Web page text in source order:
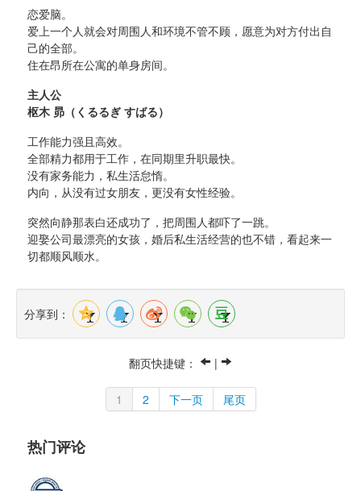
恋爱脑。
爱上一个人就会对周围人和环境不管不顾，愿意为对方付出自
己的全部。
住在昂所在公寓的单身房间。
主人公
枢木 昴（くるるぎ すばる）
工作能力强且高效。
全部精力都用于工作，在同期里升职最快。
没有家务能力，私生活怠惰。
内向，从没有过女朋友，更没有女性经验。
突然向静那表白还成功了，把周围人都吓了一跳。
迎娶公司最漂亮的女孩，婚后私生活经营的也不错，看起来一
切都顺风顺水。
分享到：
翻页快捷键： |
1 2 下一页 尾页
热门评论